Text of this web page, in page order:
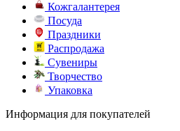
Кожгалантерея
Посуда
Праздники
Распродажа
Сувениры
Творчество
Упаковка
Информация для покупателей